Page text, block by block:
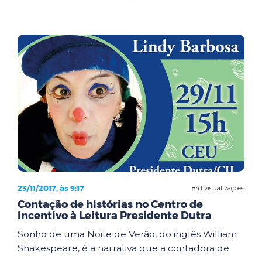
841 visualizações
23/11/2017, às 9:17
Contação de histórias no Centro de
Incentivo à Leitura Presidente Dutra
Sonho de uma Noite de Verão, do inglês William
Shakespeare, é a narrativa que a contadora de